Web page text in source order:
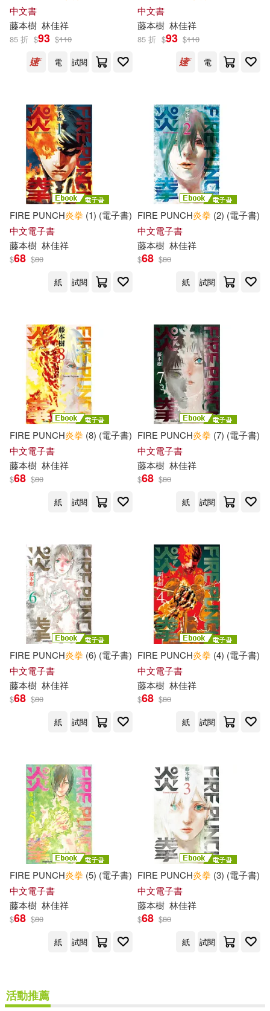
中文書
藤本樹 林佳祥
85 折 $93 $110
電
試閱
中文書
藤本樹 林佳祥
85 折 $93 $110
電
FIRE PUNCH炎拳 (1) (電子書)
中文電子書
藤本樹 林佳祥
$68 $80
紙
試閱
FIRE PUNCH炎拳 (2) (電子書)
中文電子書
藤本樹 林佳祥
$68 $80
紙
試閱
FIRE PUNCH炎拳 (8) (電子書)
中文電子書
藤本樹 林佳祥
$68 $80
紙
試閱
FIRE PUNCH炎拳 (7) (電子書)
中文電子書
藤本樹 林佳祥
$68 $80
紙
試閱
FIRE PUNCH炎拳 (6) (電子書)
中文電子書
藤本樹 林佳祥
$68 $80
紙
試閱
FIRE PUNCH炎拳 (4) (電子書)
中文電子書
藤本樹 林佳祥
$68 $80
紙
試閱
FIRE PUNCH炎拳 (5) (電子書)
中文電子書
藤本樹 林佳祥
$68 $80
紙
試閱
FIRE PUNCH炎拳 (3) (電子書)
中文電子書
藤本樹 林佳祥
$68 $80
紙
試閱
活動推薦